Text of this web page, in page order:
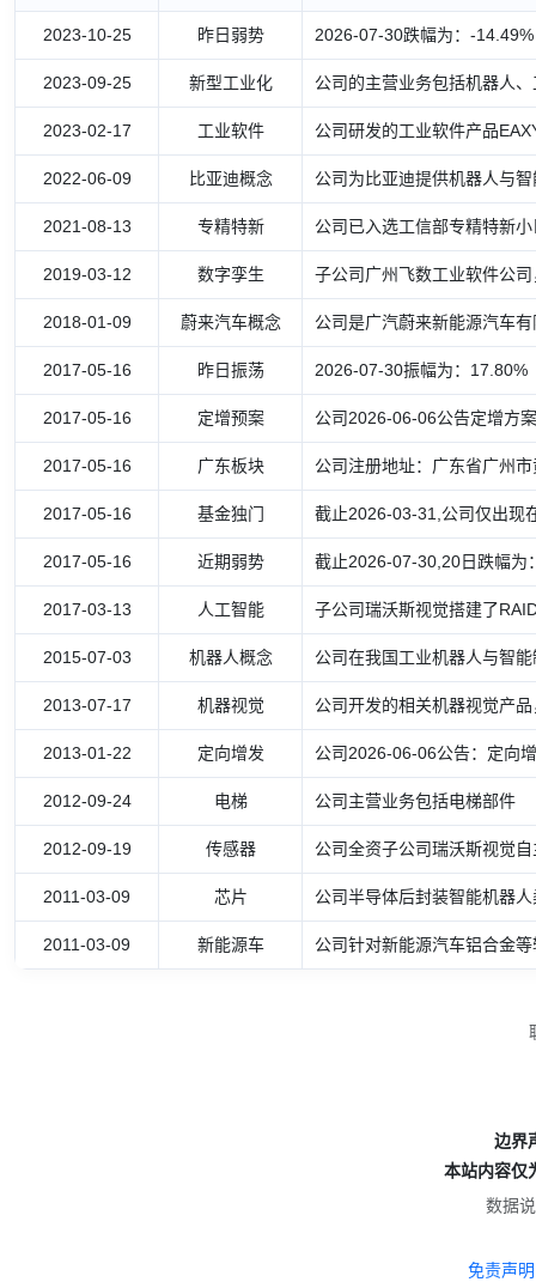
2023-10-25 昨日弱势 2026-07-30跌幅为：-14.49%
2023-09-25 新型工业化 公司的主营业务包括机器人
2023-02-17 工业软件 公司研发的工业软件产品
2022-06-09 比亚迪概念 公司为比亚迪提供机器人与
2021-08-13 专精特新 公司已入选工信部专精特新
2019-03-12 数字孪生 子公司广州飞数工业软件公
2018-01-09 蔚来汽车概念 公司是广汽蔚来新能源汽车
2017-05-16 昨日振荡 2026-07-30振幅为：17.80%
2017-05-16 定增预案 公司2026-06-06公告定增方
2017-05-16 广东板块 公司注册地址：广东省广州
2017-05-16 基金独门 截止2026-03-31,公司仅出现
2017-05-16 近期弱势 截止2026-07-30,20日跌幅为
2017-03-13 人工智能 子公司瑞沃斯视觉搭建了
2015-07-03 机器人概念 公司在我国工业机器人与智
2013-07-17 机器视觉 公司开发的相关机器视觉产
2013-01-22 定向增发 公司2026-06-06公告：定向
2012-09-24 电梯 公司主营业务包括电梯部件
2012-09-19 传感器 公司全资子公司瑞沃斯视觉
2011-03-09 芯片 公司半导体后封装智能机器
2011-03-09 新能源车 公司针对新能源汽车铝合金
边界
本站内容仅
数据
免责声明